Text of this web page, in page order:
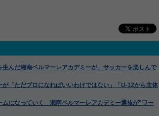
生んだ湘南ベルマーレアカデミーが、サッカーを楽しんで
「ただプロになればいいわけではない」「U-12から主体
ムになっていく 湘南ベルマーレアカデミー選抜が"ワー